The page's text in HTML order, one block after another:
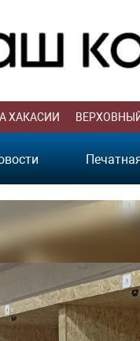
ХАКАСИИ